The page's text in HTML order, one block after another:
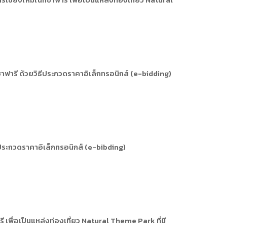
ผู้รับบริการหรือผู้มาติดต่อ
ากรบุคคล
ฟารี ด้วยวิธีประกวดราคาอิเล็กทรอนิกส์ (e-bidding)
ะกวดราคาอิเล็กทรอนิกส์ (e-bibding)
เพื่อเป็นแหล่งท่องเที่ยว Natural Theme Park ที่มี